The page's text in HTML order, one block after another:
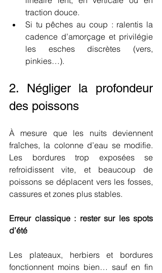
traction douce.
Si tu pêches au coup : ralentis la
cadence d’amorçage et privilégie
les esches discrètes (vers,
pinkies…).
2. Négliger la profondeur
des poissons
À mesure que les nuits deviennent
fraîches, la colonne d’eau se modifie.
Les bordures trop exposées se
refroidissent vite, et beaucoup de
poissons se déplacent vers les fosses,
cassures et zones plus stables.
Erreur classique : rester sur les spots
d’été
Les plateaux, herbiers et bordures
fonctionnent moins bien… sauf en fin